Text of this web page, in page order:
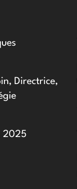
Directrice,
2025